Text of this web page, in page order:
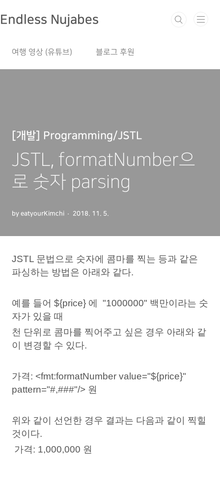
Endless Nujabes
여행 영상 (유튜브) 블로그 후원
[개발] Programming/JSTL
JSTL, formatNumber으
로 숫자 parsing
by eatyourKimchi 2018. 11. 5.
JSTL 문법으로 숫자에 콤마를 찍는 등과 같은
파싱하는 방법은 아래와 같다.
예를 들어 ${price} 에 "1000000" 백만이라는 숫
자가 있을 때
천 단위로 콤마를 찍어주고 싶은 경우 아래와 같
이 변경할 수 있다.
가격: <fmt:formatNumber value="${price}"
pattern="#,###"/> 원
위와 같이 선언한 경우 결과는 다음과 같이 찍힐
것이다.
가격: 1,000,000 원